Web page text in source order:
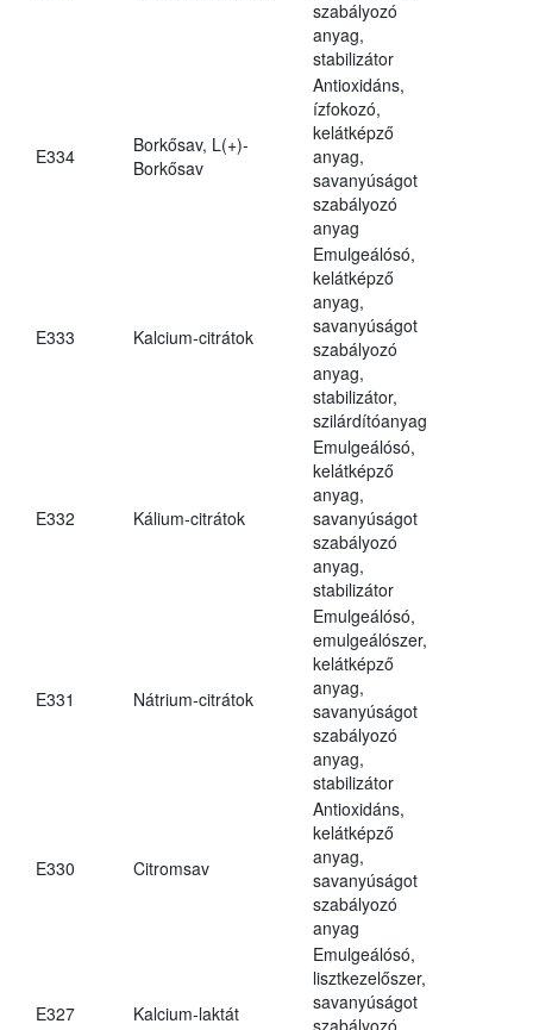
szabályozó
anyag,
stabilizátor
E334
Borkősav, L(+)-
Borkősav
Antioxidáns,
ízfokozó,
kelátképző
anyag,
savanyúságot
szabályozó
anyag
E333 Kalcium-citrátok
Emulgeálósó,
kelátképző
anyag,
savanyúságot
szabályozó
anyag,
stabilizátor,
szilárdítóanyag
E332 Kálium-citrátok
Emulgeálósó,
kelátképző
anyag,
savanyúságot
szabályozó
anyag,
stabilizátor
E331 Nátrium-citrátok
Emulgeálósó,
emulgeálószer,
kelátképző
anyag,
savanyúságot
szabályozó
anyag,
stabilizátor
E330 Citromsav
Antioxidáns,
kelátképző
anyag,
savanyúságot
szabályozó
anyag
E327 Kalcium-laktát
Emulgeálósó,
lisztkezelőszer,
savanyúságot
szabályozó